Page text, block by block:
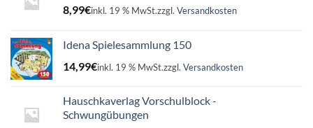
8,99€inkl. 19 % MwSt.zzgl. Versandkosten
Idena Spielesammlung 150
14,99€inkl. 19 % MwSt.zzgl. Versandkosten
Hauschkaverlag Vorschulblock -
Schwungübungen